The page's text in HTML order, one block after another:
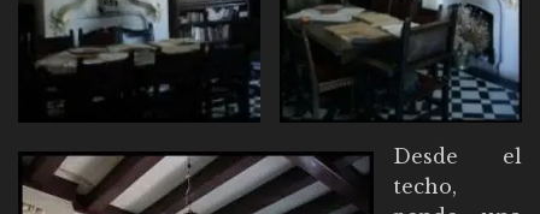
Desde el
techo,